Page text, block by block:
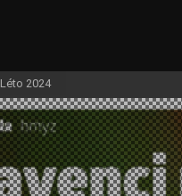
Léto 2024